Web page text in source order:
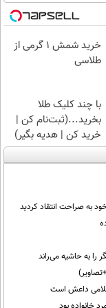
خرید شمش 1 گرمی از
طلاسی
با چند کلیک طلا
بخرید...(ثبت‌نام کن |
خرید کن | هدیه بگیر)
به صراحت انتقاد کردید
را به حاشیه می‌راند
داعش است